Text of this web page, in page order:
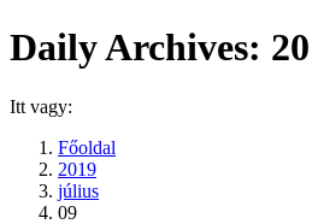
Daily Archives:
Itt vagy:
Főoldal
2019
július
09